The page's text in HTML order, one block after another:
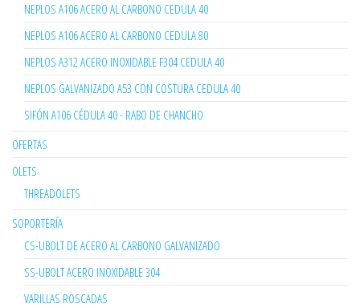
NEPLOS A106 ACERO AL CARBONO CEDULA 40
NEPLOS A106 ACERO AL CARBONO CEDULA 80
NEPLOS A312 ACERO INOXIDABLE F304 CEDULA 40
NEPLOS GALVANIZADO A53 CON COSTURA CEDULA 40
SIFÓN A106 CÉDULA 40 - RABO DE CHANCHO
OFERTAS
OLETS
THREADOLETS
SOPORTERÍA
CS-UBOLT DE ACERO AL CARBONO GALVANIZADO
SS-UBOLT ACERO INOXIDABLE 304
VARILLAS ROSCADAS